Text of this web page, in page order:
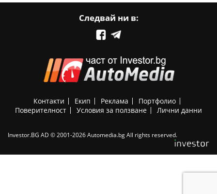
Следвай ни в:
Контакти Екип Реклама
Портфолио
Поверителност
Условия за ползване Лични данни
Investor.BG AD © 2001-2026 Automedia.bg All rights reserved.